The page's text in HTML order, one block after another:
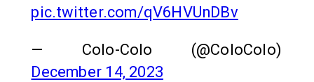
pic.twitter.com/qV6HVUnDBv
— Colo-Colo (@ColoColo)
December 14, 2023